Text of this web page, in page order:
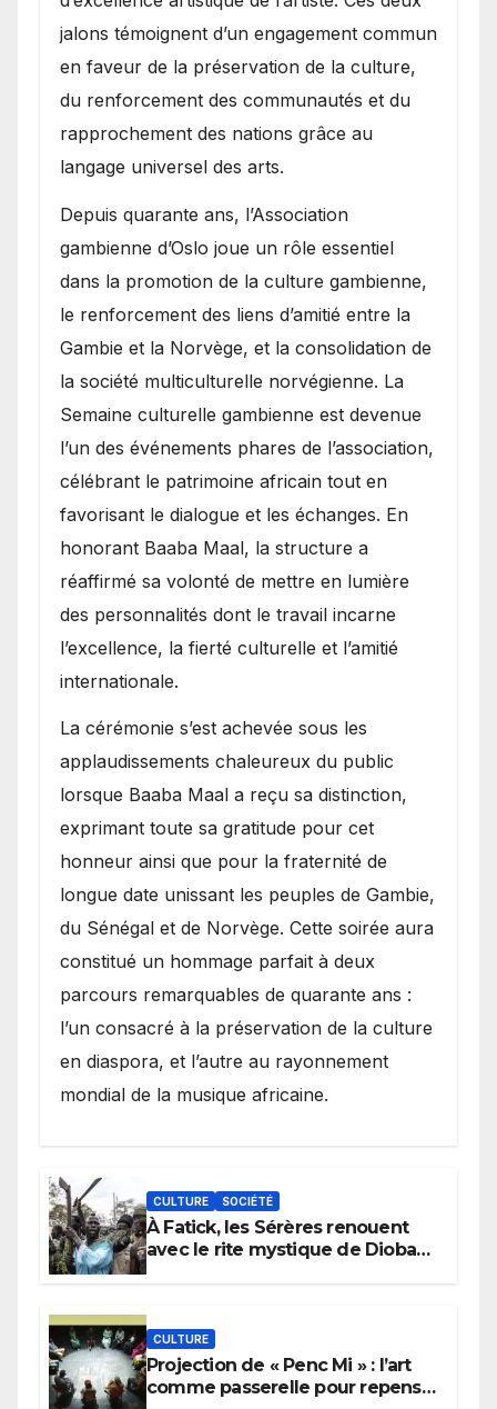
jalons témoignent d’un engagement commun
en faveur de la préservation de la culture,
du renforcement des communautés et du
rapprochement des nations grâce au
langage universel des arts.
​Depuis quarante ans, l’Association
gambienne d’Oslo joue un rôle essentiel
dans la promotion de la culture gambienne,
le renforcement des liens d’amitié entre la
Gambie et la Norvège, et la consolidation de
la société multiculturelle norvégienne. La
Semaine culturelle gambienne est devenue
l’un des événements phares de l’association,
célébrant le patrimoine africain tout en
favorisant le dialogue et les échanges. En
honorant Baaba Maal, la structure a
réaffirmé sa volonté de mettre en lumière
des personnalités dont le travail incarne
l’excellence, la fierté culturelle et l’amitié
internationale.
​La cérémonie s’est achevée sous les
applaudissements chaleureux du public
lorsque Baaba Maal a reçu sa distinction,
exprimant toute sa gratitude pour cet
honneur ainsi que pour la fraternité de
longue date unissant les peuples de Gambie,
du Sénégal et de Norvège. Cette soirée aura
constitué un hommage parfait à deux
parcours remarquables de quarante ans :
l’un consacré à la préservation de la culture
en diaspora, et l’autre au rayonnement
mondial de la musique africaine.
CULTURE SOCIÉTÉ
À Fatick, les Sérères renouent
avec le rite mystique de Diobaye
CULTURE
Projection de « Penc Mi » : l’art
comme passerelle pour repenser